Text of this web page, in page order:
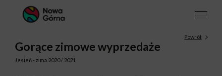
Powrót
Gorące zimowe wyprzedaże
Jesień - zima 2020 / 2021